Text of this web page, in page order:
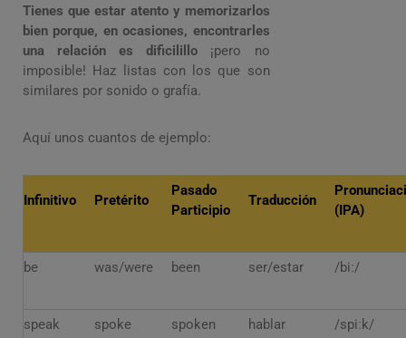
Tienes que estar atento y memorizarlos
bien porque, en ocasiones, encontrarles
una relación es dificilillo ¡pero no
imposible! Haz listas con los que son
similares por sonido o grafía.
Aquí unos cuantos de ejemplo:
Infinitivo Pretérito
Pasado
Participio
Traducción
(IPA)
be was/were been ser/estar /biː/
speak spoke spoken hablar /spiːk/